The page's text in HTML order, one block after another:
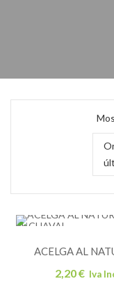
EL CHAVAL
ACELGA AL
2,20€ Iva